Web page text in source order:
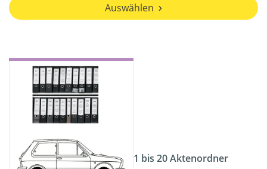
Auswählen
1 bis 20 Aktenordner